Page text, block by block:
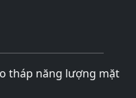
tháp năng lượng mặt